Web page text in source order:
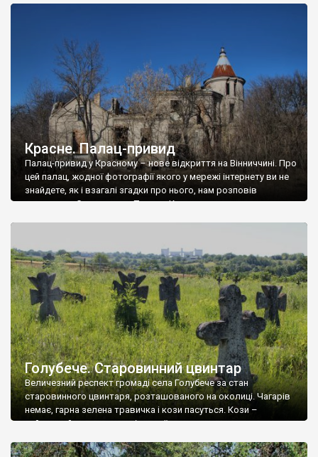
Красне. Палац-привид
Палац-привид у Красному – нове відкриття на Вінниччині. Про
цей палац, жодної фотографії якого у мережі інтернету ви не
знайдете, як і взагалі згадки про нього, нам розповів
мешканець Самгородка. Палац у Красному вразив не лише
Голубече. Старовинний цвинтар
Величезний респект громаді села Голубече за стан
старовинного цвинтаря, розташованого на околиці. Чагарів
немає, гарна зелена травичка і кози пасуться. Кози –
найкращий регулятор шкідливої, для старих кладовищ,
бруньками, кози ті бруньки обгризають, бо то улюблений